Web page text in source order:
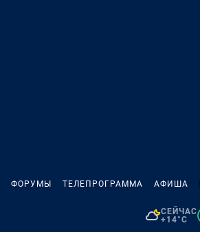
ФОРУМЫ ТЕЛЕПРОГРАММА АФИША
СЕЙЧАС
+14°C